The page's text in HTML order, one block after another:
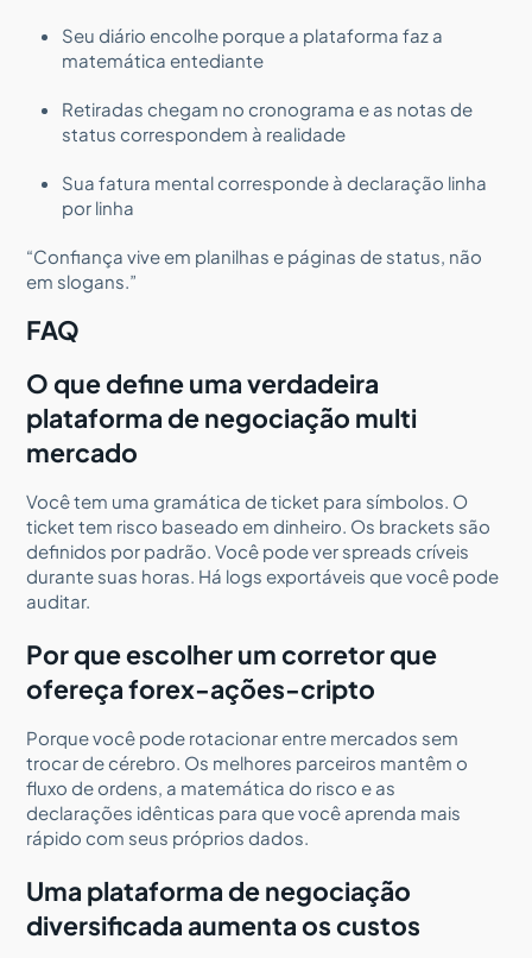
Seu diário encolhe porque a plataforma faz a
matemática entediante
Retiradas chegam no cronograma e as notas de
status correspondem à realidade
Sua fatura mental corresponde à declaração linha
por linha
“Confiança vive em planilhas e páginas de status, não
em slogans.”
FAQ
O que define uma verdadeira
plataforma de negociação multi
mercado
Você tem uma gramática de ticket para símbolos. O
ticket tem risco baseado em dinheiro. Os brackets são
definidos por padrão. Você pode ver spreads críveis
durante suas horas. Há logs exportáveis que você pode
auditar.
Por que escolher um corretor que
ofereça forex-ações-cripto
Porque você pode rotacionar entre mercados sem
trocar de cérebro. Os melhores parceiros mantêm o
fluxo de ordens, a matemática do risco e as
declarações idênticas para que você aprenda mais
rápido com seus próprios dados.
Uma plataforma de negociação
diversificada aumenta os custos